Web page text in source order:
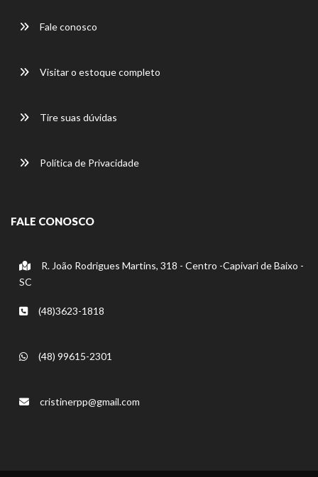
Fale conosco
Visitar o estoque completo
Tire suas dúvidas
Política de Privacidade
FALE CONOSCO
R. João Rodrigues Martins, 318 - Centro -Capivari de Baixo -
SC
(48)3623-1818
(48) 99615-2301
cristinerpp@gmail.com